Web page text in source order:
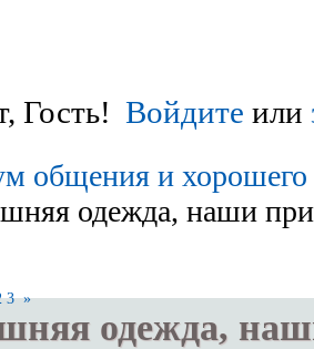
Гость! Войдите или
общения и хорошего
одежда, наши
одежда,
3 »